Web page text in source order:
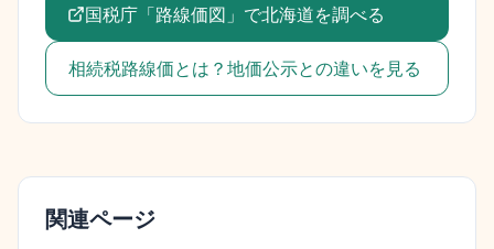
国税庁「路線価図」で北海道を調べる
相続税路線価とは？地価公示との違いを見る
関連ページ